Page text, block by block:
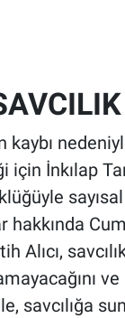
kaybı
İnkılap
Alıcı,
ve
savcılığa